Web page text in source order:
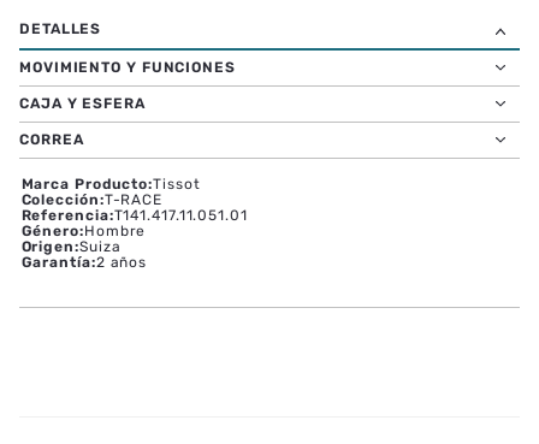
MOVIMIENTO Y FUNCIONES
CAJA Y ESFERA
CORREA
Marca Producto:Tissot
Colección:T-RACE
Referencia:T141.417.11.051.01
Género:Hombre
Origen:Suiza
Garantía:2 años